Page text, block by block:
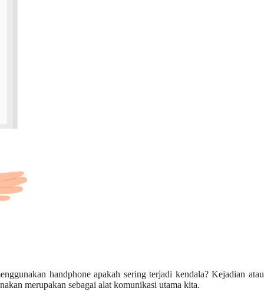
handphone apakah sering terjadi kendala? Kejadian atau
merupakan sebagai alat komunikasi utama kita.